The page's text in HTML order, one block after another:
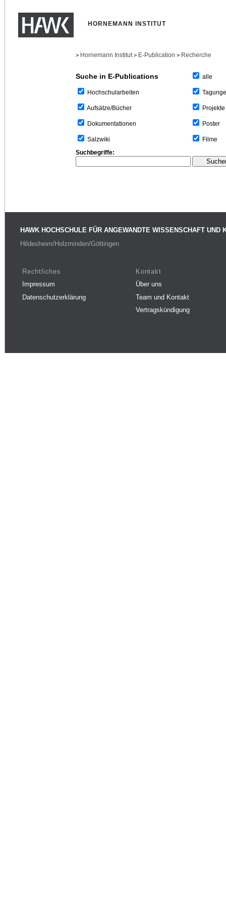
HORNEMANN INSTITUT
> Hornemann Institut > E-Publication > Recherche
Suche in E-Publications
Hochschularbeiten
Aufsätze/Bücher
Dokumentationen
Salzwiki
alle
Projekte
Poster
Filme
Suchbegriffe:
HAWK HOCHSCHULE FÜR ANGEWANDTE WISSENSCHAFT UND
Hildesheim/Holzminden/Göttingen
Rechtliches
Impressum
Datenschutzerklärung
Kontakt
Über uns
Team und Kontakt
Vertragskündigung